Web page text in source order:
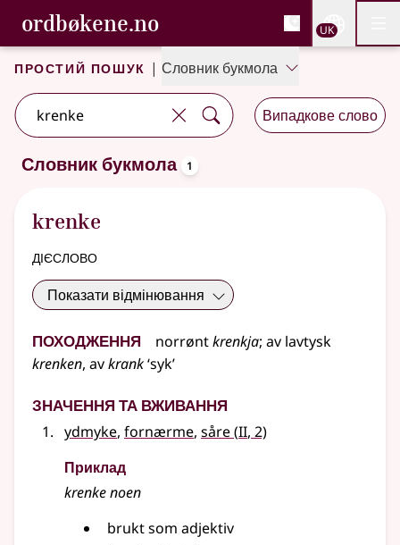
Перейти до основного вмісту
Доступність
ordbøkene.no, Cловник букмола та
Cловник букмола та Словник нюношка
UK
Простий пошук |Словник букмола
Випадкове слово
Один результат.Додаткові пропозиції пошуку
Словник букмола 1
krenke
дієслово
Показати відмінювання
Походження norrøntkrenkja; av lavtysk
krenken, avkrank‘syk’
Значення та вживання
ydmyke, fornærme, såre(2
II, 2)
Приклад
krenkenoen
brukt som adjektiv